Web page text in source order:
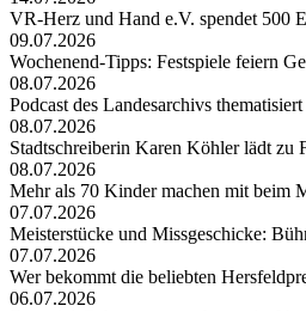
VR-Herz und Hand e.V. spendet 500
09.07.2026
Wochenend-Tipps: Festspiele feiern
08.07.2026
Podcast des Landesarchivs
08.07.2026
Stadtschreiberin Karen Köhler lädt zu
08.07.2026
Mehr als 70 Kinder machen mit beim
07.07.2026
Meisterstücke und Missgeschicke:
07.07.2026
Wer bekommt die beliebten
06.07.2026